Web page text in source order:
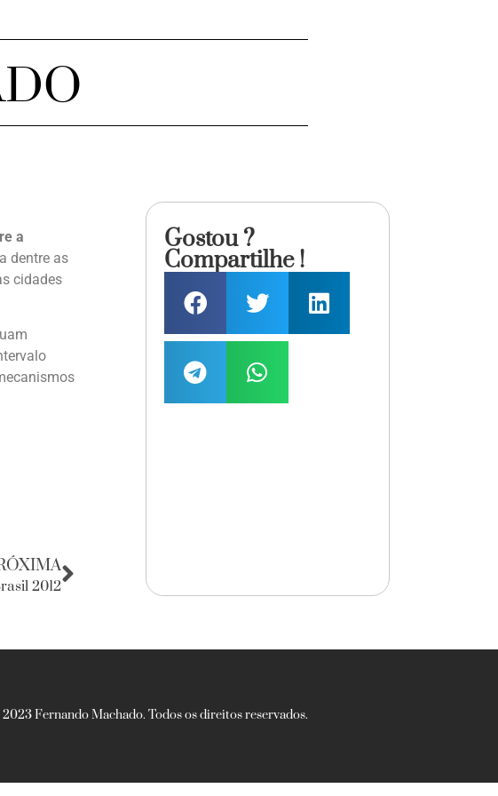
a
dentre as
cidades
2012
Gostou ?
Compartilhe !
Fernando Machado. Todos os direitos reservados.